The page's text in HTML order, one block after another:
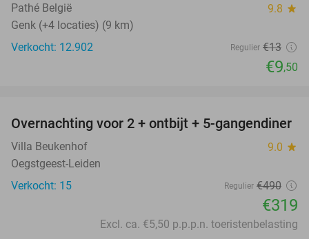
Pathé België 9.8 star
Genk (+4 locaties) (9 km)
Verkocht: 12.902
Regulier €13
€9,50
35%
Overnachting voor 2 + ontbijt + 5-gangendiner
Villa Beukenhof 9.0 star
Oegstgeest-Leiden
Verkocht: 15
Regulier €490
€319
Excl. ca. €5,50 p.p.p.n. toeristenbelasting